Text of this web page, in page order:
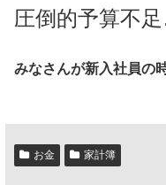
圧倒的予算不
みなさんが新入社員の
お金 家計簿